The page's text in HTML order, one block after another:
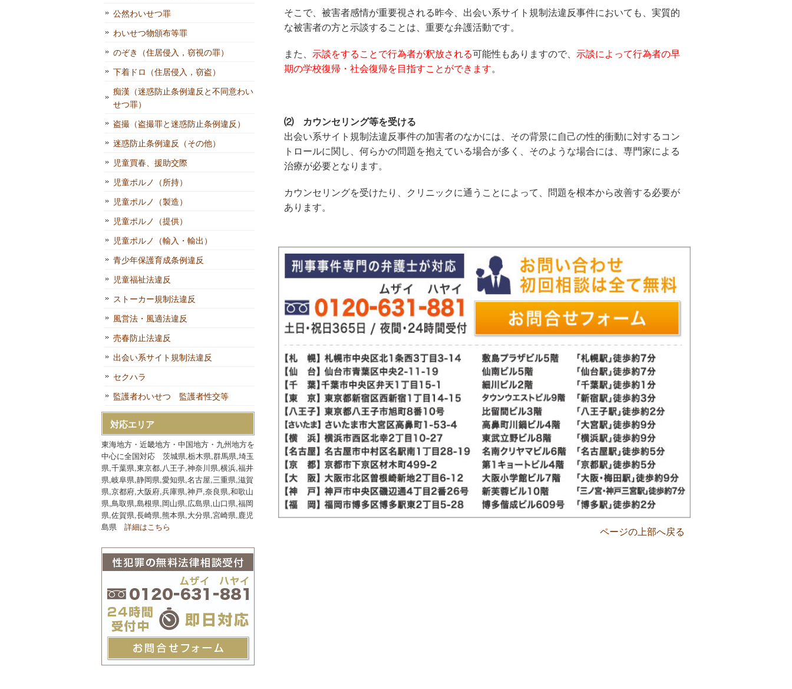
そこで、被害者感情が重要視される昨今、出会い系サイト規制法違反事件においても、実質的
な被害者の方と示談することは、重要な弁護活動です。
また、 示談をすることで行為者が釈放される可能性もありますので、 示談によって行為者の早
期の学校復帰・社会復帰を目指すことができます。
⑵ カウンセリング等を受ける
出会い系サイト規制法違反事件の加害者のなかには、その背景に自己の性的衝動に対するコン
トロールに関し、何らかの問題を抱えている場合が多く、そのような場合には、専門家による
治療が必要となります。
カウンセリングを受けたり、クリニックに通うことによって、問題を根本から改善する必要が
あります。
ページの上部へ戻る
公然わいせつ罪
わいせつ物頒布等罪
のぞき（住居侵入，窃視の罪）
下着ドロ（住居侵入，窃盗）
痴漢（迷惑防止条例違反と不同意わい
せつ罪）
盗撮（盗撮罪と迷惑防止条例違反）
迷惑防止条例違反（その他）
児童買春、援助交際
児童ポルノ（所持）
児童ポルノ（製造）
児童ポルノ（提供）
児童ポルノ（輸入・輸出）
青少年保護育成条例違反
児童福祉法違反
ストーカー規制法違反
風営法・風適法違反
売春防止法違反
出会い系サイト規制法違反
セクハラ
監護者わいせつ 監護者性交等
対応エリア
東海地方・近畿地方・中国地方・九州地方を
中心に全国対応 茨城県,栃木県,群馬県,埼玉
県,千葉県,東京都,八王子,神奈川県,横浜,福井
県,岐阜県,静岡県,愛知県,名古屋,三重県,滋賀
県,京都府,大阪府,兵庫県,神戸,奈良県,和歌山
県,鳥取県,島根県,岡山県,広島県,山口県,福岡
県,佐賀県,長崎県,熊本県,大分県,宮崎県,鹿児
島県 詳細はこちら